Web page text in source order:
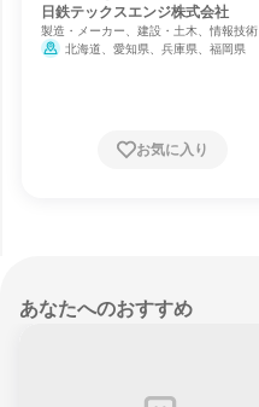
ジニア
日鉄テックスエンジ株式会社
製造・メーカー、建設・土木、情報技術
北海道、愛知県、兵庫県、福岡県
お気に入り
あなたへのおすすめ